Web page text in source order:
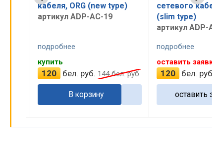
кабеля, ORG (new type)
артикул ADP-AC-19
подробнее
купить
120 бел. руб. 144бел. руб.
В корзину
сетевого
(slim type)
артикул ADP-
подробнее
оставить заявку
120 бел. руб.
оставить